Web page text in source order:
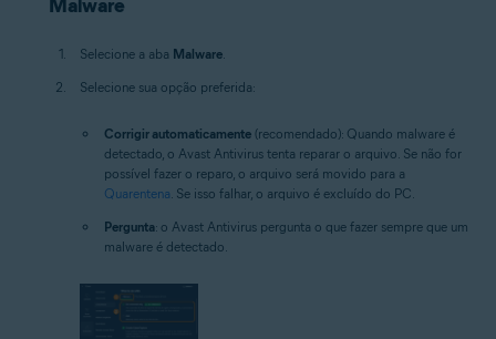
Malware
Selecione a aba Malware.
Selecione sua opção preferida:
Corrigir automaticamente (recomendado): Quando malware é
detectado, o Avast Antivirus tenta reparar o arquivo. Se não for
possível fazer o reparo, o arquivo será movido para a
Quarentena. Se isso falhar, o arquivo é excluído do PC.
Pergunta: o Avast Antivirus pergunta o que fazer sempre que um
malware é detectado.